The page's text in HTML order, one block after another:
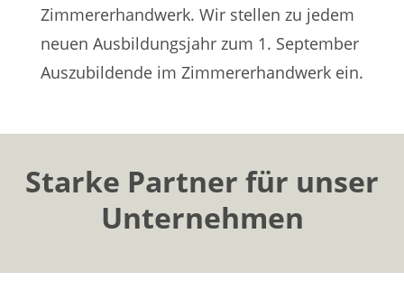
Zimmererhandwerk. Wir stellen zu jedem
neuen Ausbildungsjahr zum 1. September
Auszubildende im Zimmererhandwerk ein.
Starke Partner für unser
Unternehmen